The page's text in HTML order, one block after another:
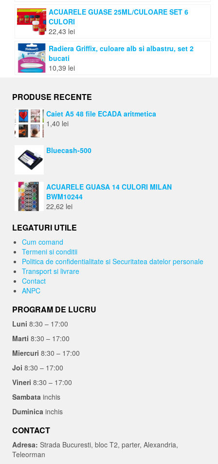
ACUARELE GUASE 25ML/CULOARE SET 6
CULORI
22,43 lei
Radiera Griffix, culoare alb si albastru, set 2
bucati
10,39 lei
PRODUSE RECENTE
Caiet A5 48 file ECADA aritmetica
1,40 lei
Bluecash-500
ACUARELE GUASA 14 CULORI MILAN
BWM10244
22,62 lei
LEGATURI UTILE
Cum comand
Termeni si conditii
Politica de confidentialitate si Securitatea datelor personale
Transport si livrare
Contact
ANPC
PROGRAM DE LUCRU
Luni 8:30 – 17:00
Marti 8:30 – 17:00
Miercuri 8:30 – 17:00
Joi 8:30 – 17:00
Vineri 8:30 – 17:00
Sambata inchis
Duminica inchis
CONTACT
Adresa: Strada Bucuresti, bloc T2, parter, Alexandria,
Teleorman